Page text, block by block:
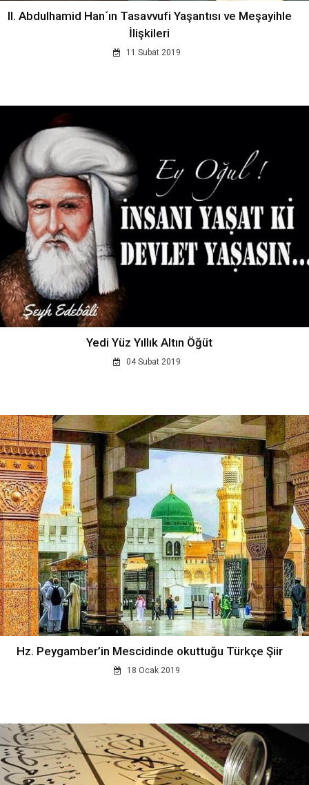
II. Abdulhamid Han´ın Tasavvufi Yaşantısı ve Meşayihle
İlişkileri
11 Subat 2019
Yedi Yüz Yıllık Altın Öğüt
04 Subat 2019
Hz. Peygamber’in Mescidinde okuttuğu Türkçe Şiir
18 Ocak 2019